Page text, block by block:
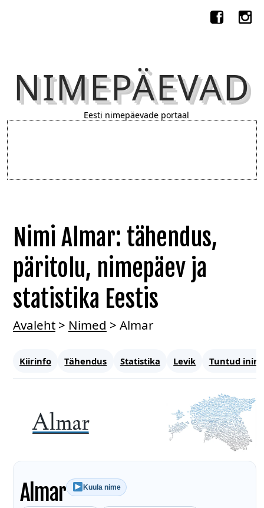
NIMEPÄEVAD
Eesti nimepäevade portaal
Nimi Almar: tähendus,
päritolu, nimepäev ja
statistika Eestis
Avaleht> Nimed > Almar
Kiirinfo Tähendus Statistika Levik Tuntud
Almar Kuula nime